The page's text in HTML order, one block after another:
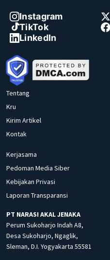
Instagram
TikTok
LinkedIn
Tentang
Kru
Kirim Artikel
Kontak
Kerjasama
Pedoman Media Siber
Kebijakan Privasi
Laporan Transparansi
PT NARASI AKAL JENAKA
Perum Sukoharjo Indah A8,
Desa Sukoharjo, Ngaglik,
Sleman, D.I. Yogyakarta 55581